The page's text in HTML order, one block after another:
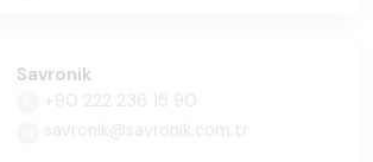
Savronik
+90 222 236 15 90
savronik@savronik.com.tr